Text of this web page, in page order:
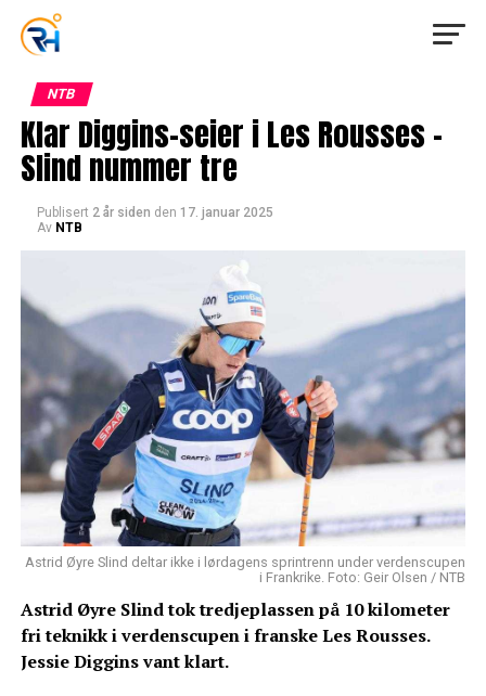
NTB
Klar Diggins-seier i Les Rousses –
Slind nummer tre
Publisert 2 år siden den 17. januar 2025
Av NTB
Astrid Øyre Slind deltar ikke i lørdagens sprintrenn under verdenscupen
i Frankrike. Foto: Geir Olsen / NTB
Astrid Øyre Slind tok tredjeplassen på 10 kilometer
fri teknikk i verdenscupen i franske Les Rousses.
Jessie Diggins vant klart.